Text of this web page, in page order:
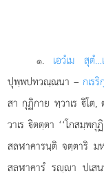
๑. เอวํเม สุตํ…
ปุพฺพปทวณฺณนา – กเร
สา กุฏิกาย ทฺวาเร ิโต,
วาเร ิตตฺตา ‘‘โกสมฺพ
สลฬาคารนฺติ จตฺตาริ ม
สลฬาคารํ รฺา ปเส